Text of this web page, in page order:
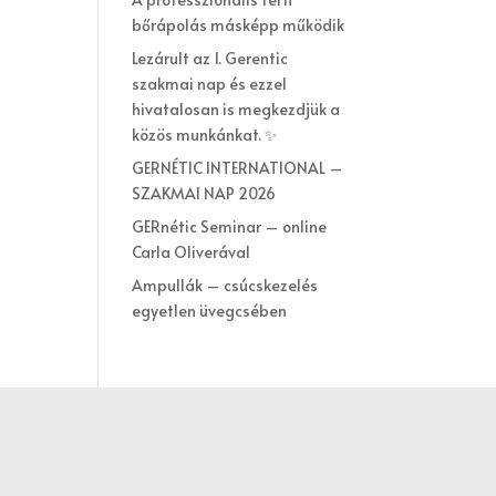
bőrápolás másképp működik
Lezárult az 1. Gerentic
szakmai nap és ezzel
hivatalosan is megkezdjük a
közös munkánkat. ✨
GERNÉTIC INTERNATIONAL –
SZAKMAI NAP 2026
GERnétic Seminar – online
Carla Oliverával
Ampullák – csúcskezelés
egyetlen üvegcsében